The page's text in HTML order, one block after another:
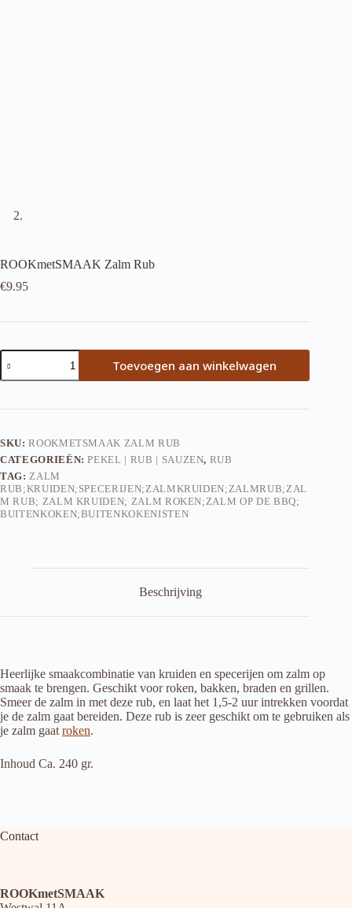
ROOKmetSMAAK Zalm Rub
€9.95
ROOKmetSMAAK
Zalm
Rub
Toevoegen aan winkelwagen
SKU:ROOKMETSMAAK ZALM RUB
CATEGORIEËN:PEKEL | RUB | SAUZEN, RUB
TAG:ZALM
RUB;KRUIDEN;SPECERIJEN;ZALMKRUIDEN;ZALMRUB;ZAL
M RUB; ZALM KRUIDEN; ZALM ROKEN;ZALM OP DE BBQ;
BUITENKOKEN;BUITENKOKENISTEN
Beschrijving
Heerlijke smaakcombinatie van kruiden en specerijen om zalm op
smaak te brengen. Geschikt voor roken, bakken, braden en grillen.
Smeer de zalm in met deze rub, en laat het 1,5-2 uur intrekken voordat
je de zalm gaat bereiden. Deze rub is zeer geschikt om te gebruiken als
je zalm gaat roken.
Inhoud Ca. 240 gr.
Contact
ROOKmetSMAAK